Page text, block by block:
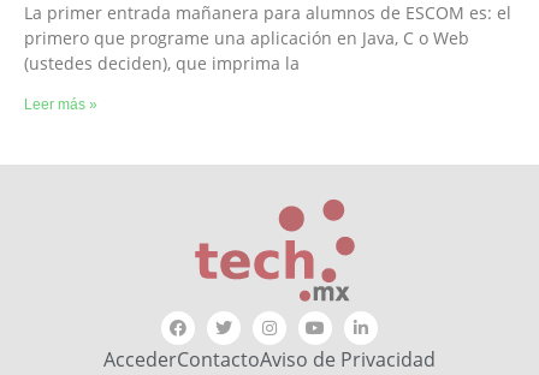
La primer entrada mañanera para alumnos de ESCOM es: el
primero que programe una aplicación en Java, C o Web
(ustedes deciden), que imprima la
Leer más »
AccederContactoAviso de Privacidad